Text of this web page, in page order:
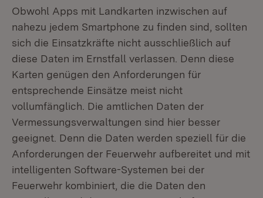
Obwohl Apps mit Landkarten inzwischen auf
nahezu jedem Smartphone zu finden sind, sollten
sich die Einsatzkräfte nicht ausschließlich auf
diese Daten im Ernstfall verlassen. Denn diese
Karten genügen den Anforderungen für
entsprechende Einsätze meist nicht
vollumfänglich. Die amtlichen Daten der
Vermessungsverwaltungen sind hier besser
geeignet. Denn die Daten werden speziell für die
Anforderungen der Feuerwehr aufbereitet und mit
intelligenten Software-Systemen bei der
Feuerwehr kombiniert, die die Daten den